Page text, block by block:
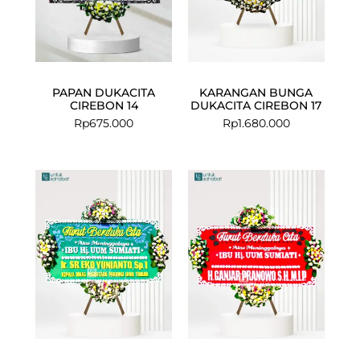
PAPAN DUKACITA
CIREBON 14
Rp675.000
KARANGAN BUNGA
DUKACITA CIREBON 17
Rp1.680.000